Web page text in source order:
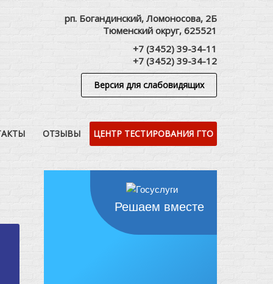
рп. Богандинский, Ломоносова, 2Б
Тюменский округ, 625521
+7 (3452) 39-34-11
+7 (3452) 39-34-12
Версия для слабовидящих
ОТЗЫВЫ ЦЕНТР ТЕСТИРОВАНИЯ ГТО
Решаем вместе